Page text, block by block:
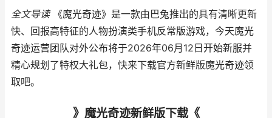
全文导读《魔光奇迹》是一款由巴兔推出的具有清晰更新
快、回报高特征的人物扮演类手机反常版游戏，今天魔光
奇迹运营团队对外公布将于2026年06月12日开始新服并
精心规划了特权大礼包，快来下载官方新鲜版魔光奇迹领
取吧。
》魔光奇迹新鲜版下载《